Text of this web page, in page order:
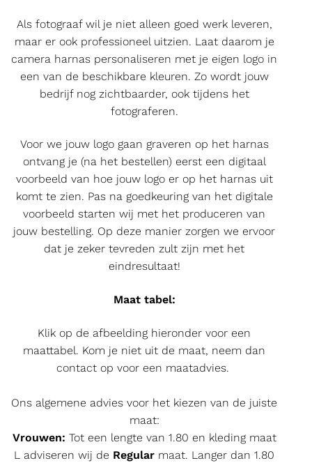
Als fotograaf wil je niet alleen goed werk leveren,
maar er ook professioneel uitzien. Laat daarom je
camera harnas personaliseren met je eigen logo in
een van de beschikbare kleuren. Zo wordt jouw
bedrijf nog zichtbaarder, ook tijdens het
fotograferen.
Voor we jouw logo gaan graveren op het harnas
ontvang je (na het bestellen) eerst een digitaal
voorbeeld van hoe jouw logo er op het harnas uit
komt te zien. Pas na goedkeuring van het digitale
voorbeeld starten wij met het produceren van
jouw bestelling. Op deze manier zorgen we ervoor
dat je zeker tevreden zult zijn met het
eindresultaat!
Maat tabel:
Klik op de afbeelding hieronder voor een
maattabel. Kom je niet uit de maat, neem dan
contact op voor een maatadvies.
Ons algemene advies voor het kiezen van de juiste
maat:
Vrouwen: Tot een lengte van 1.80 en kleding maat
L adviseren wij de Regular maat. Langer dan 1.80